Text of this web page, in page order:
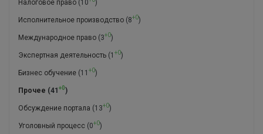
Налоговое право (10 )
Исполнительное производство (8+0)
Международное право (3+0)
Экспертная деятельность (1 +0)
Бизнес обучение (11 +0)
Прочее (41 +0)
Обсуждение портала (13+0)
Уголовный процесс (0+0)